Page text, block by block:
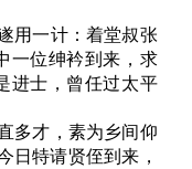
用一计：着堂叔张
一位绅衿到来，求
进士，曾任过太平
多才，素为乡间仰
日特请贤侄到来，